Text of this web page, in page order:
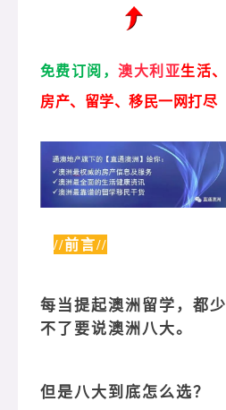
免费订阅，澳大利亚生活、
房产、留学、移民一网打尽
//前言//
每当提起澳洲留学，都少
不了要说澳洲八大。
但是八大到底怎么选？